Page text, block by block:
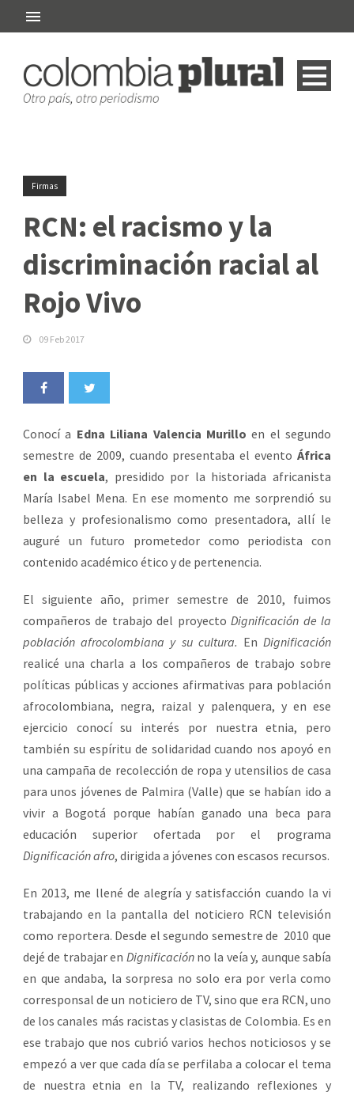
Firmas
RCN: el racismo y la
discriminación racial al
Rojo Vivo
09 Feb 2017
Conocí a Edna Liliana Valencia Murillo en el segundo
semestre de 2009, cuando presentaba el evento África
en la escuela, presidido por la historiada africanista
María Isabel Mena. En ese momento me sorprendió su
belleza y profesionalismo como presentadora, allí le
auguré un futuro prometedor como periodista con
contenido académico ético y de pertenencia.
El siguiente año, primer semestre de 2010, fuimos
compañeros de trabajo del proyectoDignificación de la
población afrocolombiana y su cultura. EnDignificación
realicé una charla a los compañeros de trabajo sobre
políticas públicas y acciones afirmativas para población
afrocolombiana, negra, raizal y palenquera, y en ese
ejercicio conocí su interés por nuestra etnia, pero
también su espíritu de solidaridad cuando nos apoyó en
una campaña de recolección de ropa y utensilios de casa
para unos jóvenes de Palmira (Valle) que se habían ido a
vivir a Bogotá porque habían ganado una beca para
educación superior ofertada por el programa
Dignificación afro, dirigida a jóvenes con escasos recursos.
En 2013, me llené de alegría y satisfacción cuando la vi
trabajando en la pantalla del noticiero RCN televisión
como reportera. Desde el segundo semestre de 2010 que
dejé de trabajar en Dignificaciónno la veía y, aunque sabía
en que andaba, la sorpresa no solo era por verla como
corresponsal de un noticiero de TV, sino que era RCN, uno
de los canales más racistas y clasistas de Colombia. Es en
ese trabajo que nos cubrió varios hechos noticiosos y se
empezó a ver que cada día se perfilaba a colocar el tema
de nuestra etnia en la TV, realizando reflexiones y